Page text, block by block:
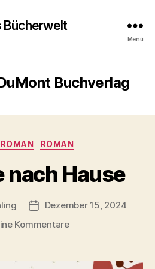
Bücherwelt
Menü
Buchverlag
Kategorien
ROMAN
nach Hause
Veröffentlichungsdatum
Dezember 15, 2024
Kommentarezu
nach